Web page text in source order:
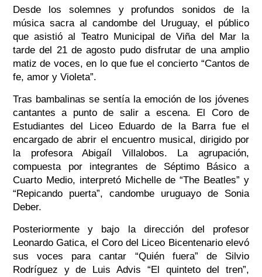
Desde los solemnes y profundos sonidos de la
música sacra al candombe del Uruguay, el público
que asistió al Teatro Municipal de Viña del Mar la
tarde del 21 de agosto pudo disfrutar de una amplio
matiz de voces, en lo que fue el concierto “Cantos de
fe, amor y Violeta”.
Tras bambalinas se sentía la emoción de los jóvenes
cantantes a punto de salir a escena. El Coro de
Estudiantes del Liceo Eduardo de la Barra fue el
encargado de abrir el encuentro musical, dirigido por
la profesora Abigaíl Villalobos. La agrupación,
compuesta por integrantes de Séptimo Básico a
Cuarto Medio, interpretó Michelle de “The Beatles” y
“Repicando puerta”, candombe uruguayo de Sonia
Deber.
Posteriormente y bajo la dirección del profesor
Leonardo Gatica, el Coro del Liceo Bicentenario elevó
sus voces para cantar “Quién fuera” de Silvio
Rodríguez y de Luis Advis “El quinteto del tren”,